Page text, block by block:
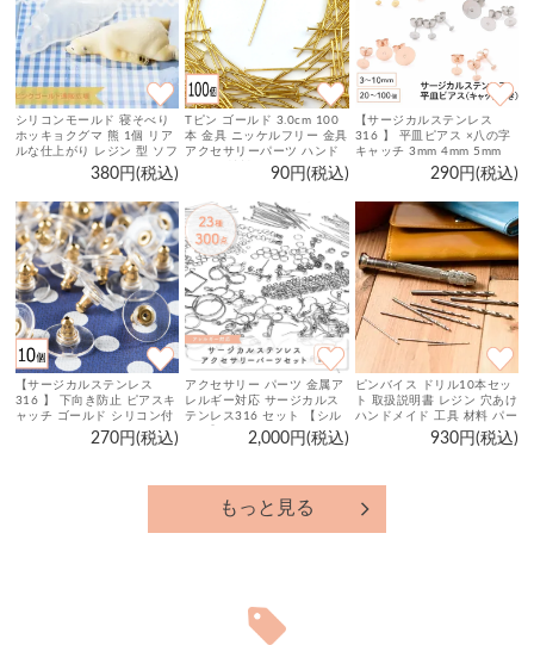
シリコンモールド 寝そべり
ホッキョクグマ 熊 1個 リア
ルな仕上がり レジン 型 ソフ
トモールド パーツ380円(税込)
Tピン ゴールド 3.0cm 100
本 金具 ニッケルフリー 金具
アクセサリーパーツ ハンド
メイド 材料 パーツ90円(税込)
【サージカルステンレス
316 】 平皿ピアス ×八の字
キャッチ 3mm 4mm 5mm
6mm 8mm 10mm ゴールド
シルバー ピンクゴールド 20
290円(税込)
【サージカルステンレス
316 】 下向き防止 ピアスキ
ャッチ ゴールド シリコン付
き 10個 ハンドメイド ピア
ス パーツ 金属アレルギー対
270円(税込)
アクセサリー パーツ 金属ア
レルギー対応 サージカルス
テンレス316 セット 【シル
バー】 アクセサリーパーツ
キット 23種300個 ハンドメ
2,000円(税込)
ピンバイス ドリル10本セッ
ト 取扱説明書 レジン 穴あけ
ハンドメイド 工具 材料 パー
930円(税込)
もっと見る